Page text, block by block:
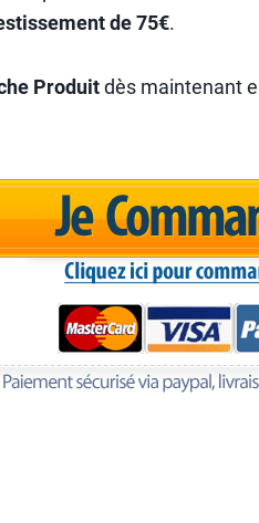
de 75€.
Produitdès maintenant